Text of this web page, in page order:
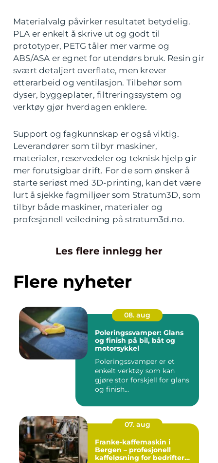
Materialvalg påvirker resultatet betydelig.
PLA er enkelt å skrive ut og godt til
prototyper, PETG tåler mer varme og
ABS/ASA er egnet for utendørs bruk. Resin gir
svært detaljert overflate, men krever
etterarbeid og ventilasjon. Tilbehør som
dyser, byggeplater, filtreringssystem og
verktøy gjør hverdagen enklere.
Support og fagkunnskap er også viktig.
Leverandører som tilbyr maskiner,
materialer, reservedeler og teknisk hjelp gir
mer forutsigbar drift. For de som ønsker å
starte seriøst med 3D-printing, kan det være
lurt å sjekke fagmiljøer som Stratum3D, som
tilbyr både maskiner, materialer og
profesjonell veiledning på stratum3d.no.
Les flere innlegg her
Flere nyheter
08. aug
Poleringssvamper: Glans
og finish på bil, båt og
motorsykkel
Poleringssvamper er et
enkelt verktøy som kan
gjøre stor forskjell for glans
og finish...
07. aug
Franke-kaffemaskin i
Bergen – profesjonell
kaffeløsning for bedrifter